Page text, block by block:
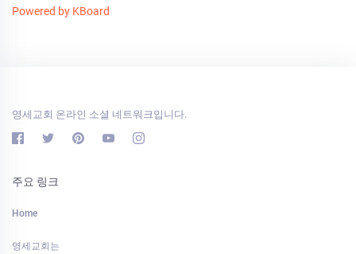
Powered by KBoard
영세교회 온라인 소셜 네트워크입니다.
주요 링크
Home
영세교회는